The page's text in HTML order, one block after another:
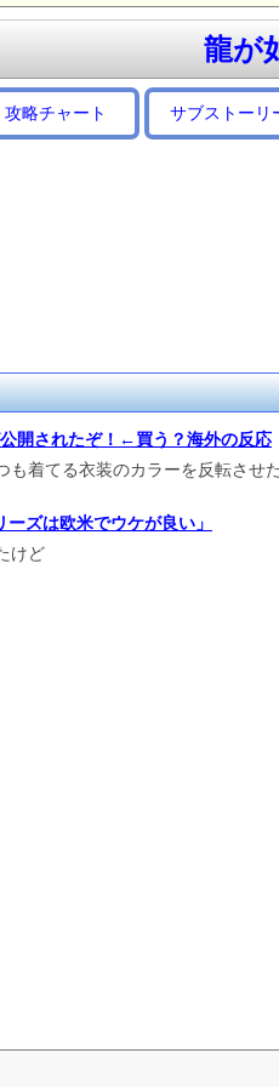
龍が
攻略チャート サブストーリ
開されたぞ！←買う？海外の反応
着てる衣装のカラーを反転させ
ズは欧米でウケが良い」
けど